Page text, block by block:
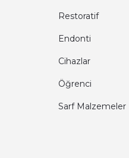
Restoratif
Endonti
Cihazlar
Öğrenci
Sarf Malzemeler